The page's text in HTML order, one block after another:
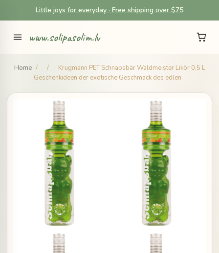
Little joys for everyday · Free shipping over $75
www.solipasolim.lv
Home / /
Krugmann PET Schnapsbär Waldmeister Likör 0,5 L
Geschenkideen der exotische Geschmack des edlen